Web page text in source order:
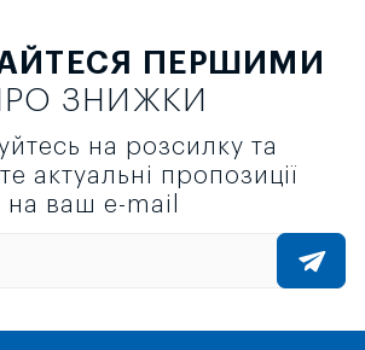
ПЕРШИМИ
ЗНИЖКИ
на розсилку та
актуальні пропозиції
на ваш e-mail